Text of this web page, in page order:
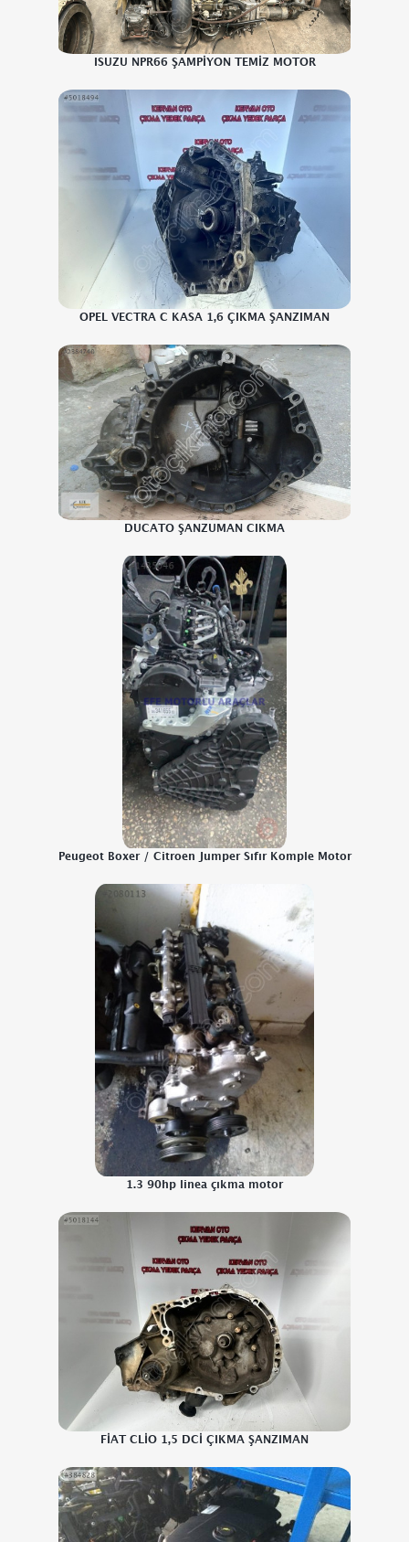
ISUZU NPR66 ŞAMPİYON TEMİZ MOTOR
OPEL VECTRA C KASA 1,6 ÇIKMA ŞANZIMAN
DUCATO ŞANZUMAN CIKMA
Peugeot Boxer / Citroen Jumper Sıfır Komple Motor
1.3 90hp linea çıkma motor
FİAT CLİO 1,5 DCİ ÇIKMA ŞANZIMAN